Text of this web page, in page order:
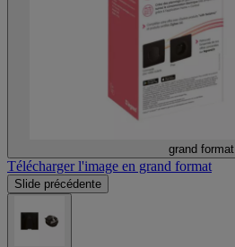
grand format
Télécharger l'image en grand format
Slide précédente